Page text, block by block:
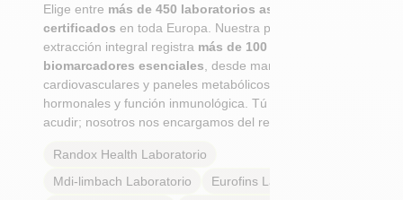
Elige entre más de 450 laboratorios asociados
certificados en toda Europa. Nuestra primera
extracción integral registra más de 100
biomarcadores esenciales , desde marcadores
cardiovasculares y paneles metabólicos hasta perfiles
hormonales y función inmunológica. Tú solo tienes que
acudir; nosotros nos encargamos del resto.
Randox Health Laboratorio
Mdi-limbach Laboratorio Eurofins Laboratorio